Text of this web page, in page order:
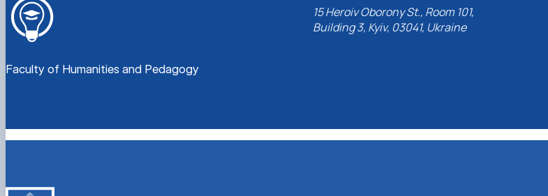
Faculty of Humanities and Pedagogy
15 Heroiv Oborony St., Room 101,
Building 3, Kyiv, 03041, Ukraine